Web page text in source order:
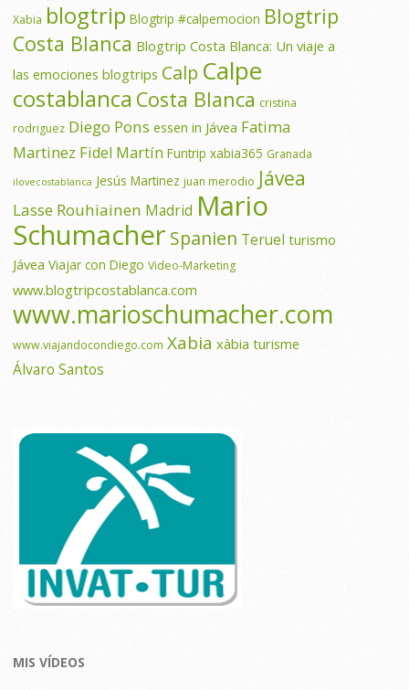
Xabia blogtrip Blogtrip #calpemocion Blogtrip
Costa Blanca Blogtrip Costa Blanca: Un viaje a
las emociones blogtrips Calp Calpe
costablanca Costa Blanca cristina
rodriguez Diego Pons essen in Jávea Fatima
Martinez Fidel Martín Funtrip xabia365 Granada
ilovecostablanca Jesús Martinez juan merodio Jávea
Lasse Rouhiainen Madrid Mario
Schumacher Spanien Teruel turismo
Jávea Viajar con Diego Video-Marketing
www.blogtripcostablanca.com
www.marioschumacher.com
www.viajandocondiego.com Xabia xàbia turisme
Álvaro Santos
MIS VÍDEOS